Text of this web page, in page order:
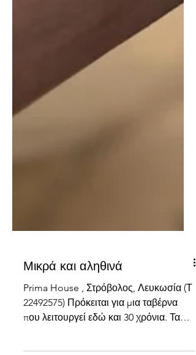
Μικρά και αληθινά